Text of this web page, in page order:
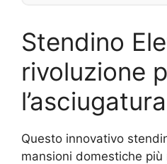
Stendino
rivoluzione
Questo innovativo
mansioni domestiche